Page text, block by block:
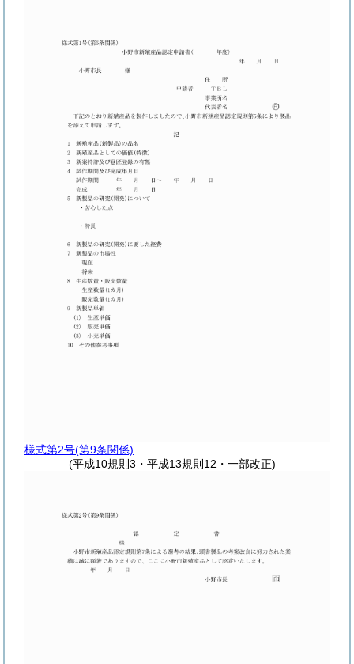
様式第2号(第9条関係)
(平成10規則3・平成13規則12・一部改正)